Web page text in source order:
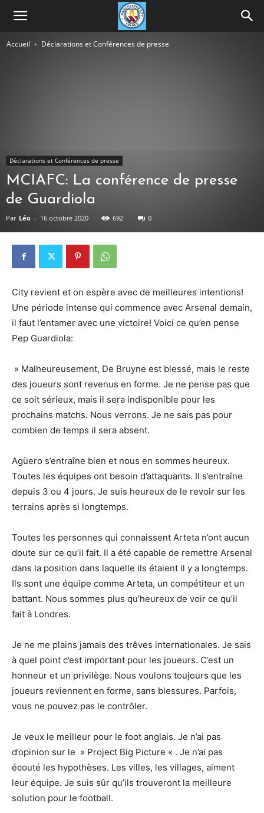
Accueil Déclarations et Conférences de presse
Déclarations et Conférences de presse
MCIAFC: La conférence de presse
de Guardiola
Par Léo - 16 octobre 2020 692 0
City revient et on espère avec de meilleures intentions!
Une période intense qui commence avec Arsenal demain,
il faut l’entamer avec une victoire! Voici ce qu’en pense
Pep Guardiola:
» Malheureusement, De Bruyne est blessé, mais le reste
des joueurs sont revenus en forme. Je ne pense pas que
ce soit sérieux, mais il sera indisponible pour les
prochains matchs. Nous verrons. Je ne sais pas pour
combien de temps il sera absent.
Agüero s’entraîne bien et nous en sommes heureux.
Toutes les équipes ont besoin d’attaquants. Il s’entraîne
depuis 3 ou 4 jours. Je suis heureux de le revoir sur les
terrains après si longtemps.
Toutes les personnes qui connaissent Arteta n’ont aucun
doute sur ce qu’il fait. Il a été capable de remettre Arsenal
dans la position dans laquelle ils étaient il y a longtemps.
Ils sont une équipe comme Arteta, un compétiteur et un
battant. Nous sommes plus qu’heureux de voir ce qu’il
fait à Londres.
Je ne me plains jamais des trêves internationales. Je sais
à quel point c’est important pour les joueurs. C’est un
honneur et un privilège. Nous voulons toujours que les
joueurs reviennent en forme, sans blessures. Parfois,
vous ne pouvez pas le contrôler.
Je veux le meilleur pour le foot anglais. Je n’ai pas
d’opinion sur le » Project Big Picture « . Je n’ai pas
écouté les hypothèses. Les villes, les villages, aiment
leur équipe. Je suis sûr qu’ils trouveront la meilleure
solution pour le football.